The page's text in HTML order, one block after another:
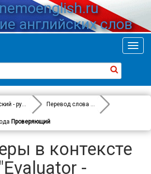
английских слов
Английский - русский Перевод слова
Evaluator
Проверяющий
в контексте
"Evaluator -